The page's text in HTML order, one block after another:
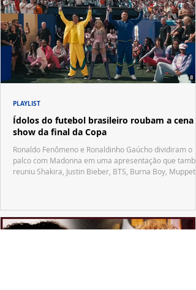
Ídolos do futebol brasileiro roubam a cena
show da final da Copa
Ronaldo Fenômeno e Ronaldinho Gaúcho dividiram o
palco com Madonna em uma apresentação que
reuniu Shakira, Justin Bieber, BTS, Burna Boy, Muppets,
PLAYLIST